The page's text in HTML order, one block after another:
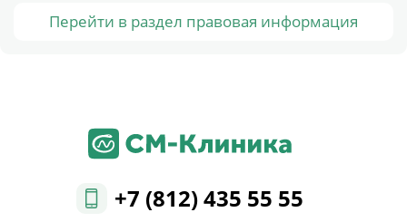
Перейти в раздел правовая информация
+7 (812) 435 55 55